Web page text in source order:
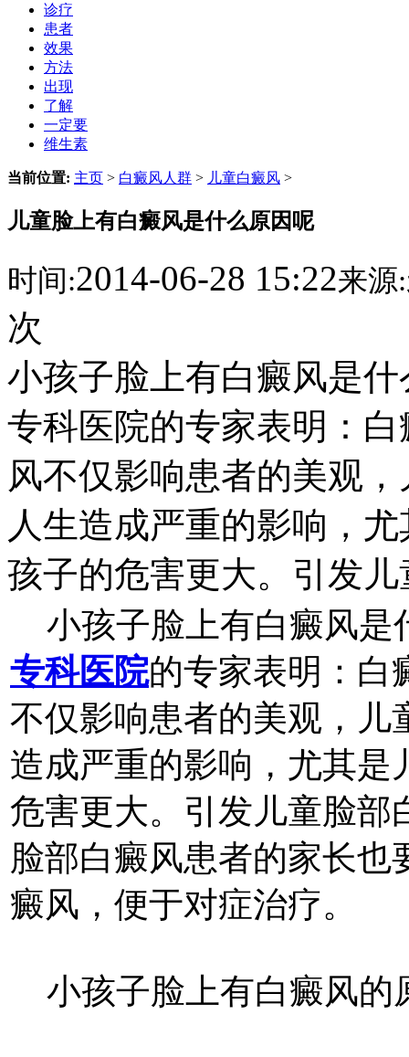
诊疗
患者
效果
方法
出现
了解
一定要
维生素
当前位置: 主页 > 白癜风人群 > 儿童白癜风 >
儿童脸上有白癜风是什么原因呢
时间:2014-06-28 15:22来源:
次
小孩子脸上有白癜风是
专科医院的专家表明：
风不仅影响患者的美观
人生造成严重的影响，
孩子的危害更大。引发
小孩子脸上有白癜风是
专科医院的专家表明：白
不仅影响患者的美观，儿
造成严重的影响，尤其是
危害更大。引发儿童脸部
脸部白癜风患者的家长
癜风，便于对症治疗。
小孩子脸上有白癜风的